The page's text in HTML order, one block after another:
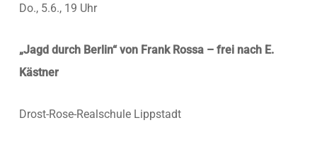
Do., 5.6., 19 Uhr
„Jagd durch Berlin“ von Frank Rossa – frei nach E.
Kästner
Drost-Rose-Realschule Lippstadt